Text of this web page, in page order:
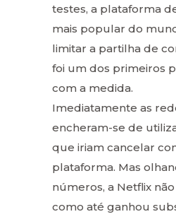
testes, a plataforma
mais popular do
limitar a partilha de
foi um dos primeiros
com a medida.
Imediatamente as
encheram-se de
que iriam cancelar
plataforma. Mas
números, a Netflix
como até ganhou